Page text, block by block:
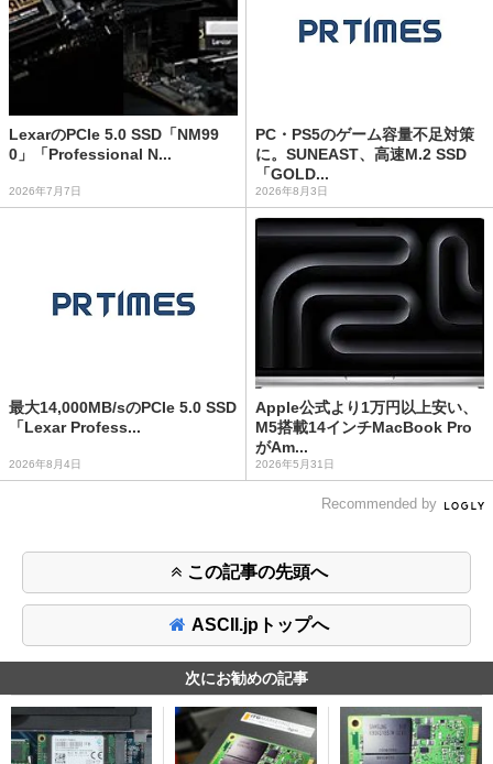
LexarのPCIe 5.0 SSD「NM99
0」「Professional N...
2026年7月7日
PC・PS5のゲーム容量不足対策
に。SUNEAST、高速M.2 SSD
「GOLD...
2026年8月3日
最大14,000MB/sのPCIe 5.0 SSD
「Lexar Profess...
2026年8月4日
Apple公式より1万円以上安い、
M5搭載14インチMacBook Pro
がAm...
2026年5月31日
Recommended by
この記事の先頭へ
ASCII.jpトップへ
次にお勧めの記事